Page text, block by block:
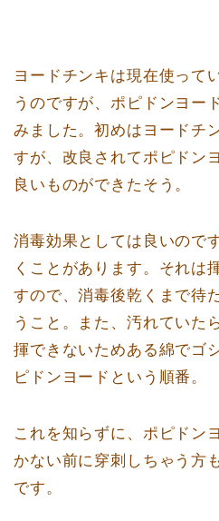
ヨードチンキは現在使って
うのですが、ポピドンヨー
みました。初めはヨードチ
すが、改良されてポピドン
良いものができたそう。
消毒効果としては良いの
くことがあります。それは
すので、消毒後乾くまで待
うこと。また、汚れていた
揮できないためある綿でゴ
ピドンヨードという順番。
これを知らずに、ポピドン
かない前に穿刺しちゃう方
です。